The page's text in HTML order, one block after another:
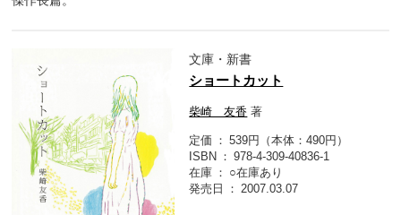
文庫・新書
ショートカット
柴崎 友香 著
定価
539円（本体：490円）
ISBN
978-4-309-40836-1
在庫
○在庫あり
発売日
2007.03.07